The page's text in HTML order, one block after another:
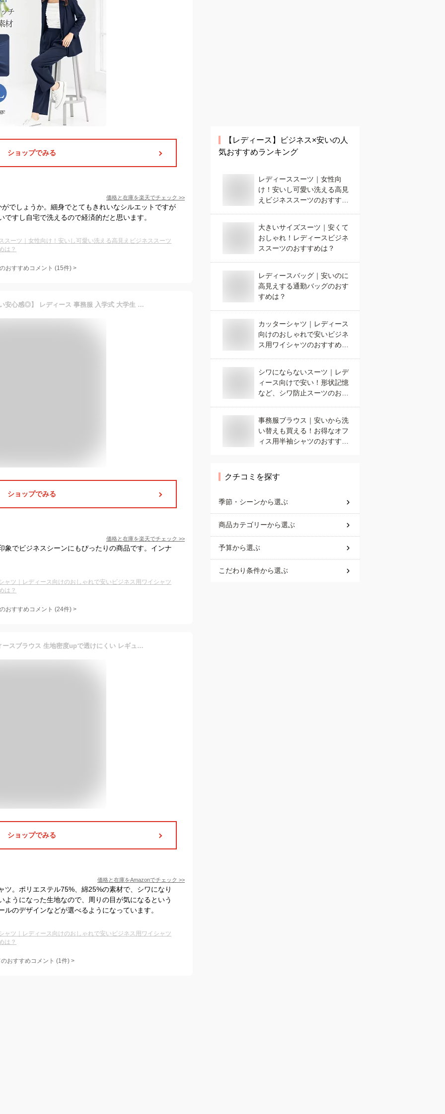
ショップでみる
価格と在庫を楽天でチェック >>
でしょうか。細身でとてもきれいなシルエットですが
すし自宅で洗えるので経済的だと思います。
スーツ｜女性向け！安いし可愛い洗える高見えビジネススーツ
は？
おすすめコメント (15件) >
事務の制服に最適 【透けない安心感◎】 レディース 事務服 入学式 大学生 制服 フォーマル ブラウス ワイシャツ メール便 送料無料 仕事 綿混 白シャツ 長袖 半袖 無地 胸ポケット レギュラー スキッパー シャツ 開襟 白 ホワイト おしゃれ 黒 ブラック [M便 1/2]
ショップでみる
価格と在庫を楽天でチェック >>
象でビジネスシーンにもぴったりの商品です。インナ
ャツ｜レディース向けのおしゃれで安いビジネス用ワイシャツ
は？
おすすめコメント (24件) >
[アトリエサンロクゴ] レディースブラウス 生地密度upで透けにくい レギュラー襟 ワイシャツ 形態安定 OL ビジネス 就活 新生活 制服 ユニフォーム 美シルエット l-23-regular ホワイト LL
ショップでみる
価格と在庫をAmazonでチェック >>
ツ。ポリエステル75%、綿25%の素材で、シワになり
ようになった生地なので、周りの目が気になるという
のデザインなどが選べるようになっています。
ャツ｜レディース向けのおしゃれで安いビジネス用ワイシャツ
は？
おすすめコメント (1件) >
【レディース】 ビジネス×安いの人
気おすすめランキング
レディーススーツ｜女性向
け！安いし可愛い洗える高見
えビジネススーツのおすすめ
大きいサイズスーツ｜安くて
おしゃれ！レディースビジネ
ススーツのおすすめは？
レディースバッグ｜安いのに
高見えする通勤バッグのおす
すめは？
カッターシャツ｜レディース
向けのおしゃれで安いビジネ
ス用ワイシャツのおすすめ
シワにならないスーツ｜レデ
ィース向けで安い！形状記憶
など、シワ防止スーツのおす
事務服ブラウス｜安いから洗
い替えも買える！お得なオフ
ィス用半袖シャツのおすすめ
クチコミを探す
季節・シーンから選ぶ
商品カテゴリーから選ぶ
予算から選ぶ
こだわり条件から選ぶ